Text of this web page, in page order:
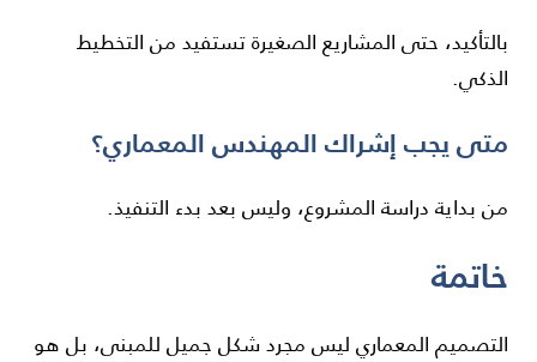
بالتأكيد، حتى المشاريع الصغيرة تستفيد من التخطيط
الذكي.
متى يجب إشراك المهندس المعماري؟
من بداية دراسة المشروع، وليس بعد بدء التنفيذ.
خاتمة
التصميم المعماري ليس مجرد شكل جميل للمبنى، بل هو